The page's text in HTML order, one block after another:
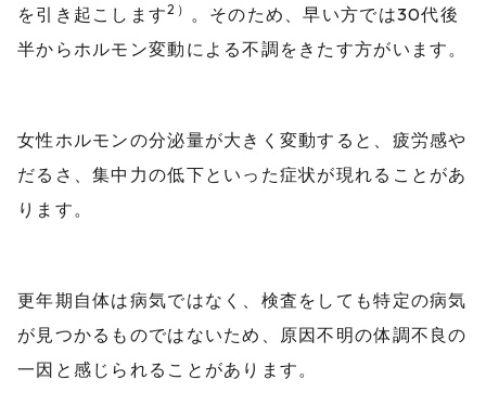
を引き起こします2） 。そのため、早い方では30代後
半からホルモン変動による不調をきたす方がいます。
女性ホルモンの分泌量が大きく変動すると、疲労感や
だるさ、集中力の低下といった症状が現れることがあ
ります。
更年期自体は病気ではなく、検査をしても特定の病気
が見つかるものではないため、原因不明の体調不良の
一因と感じられることがあります。